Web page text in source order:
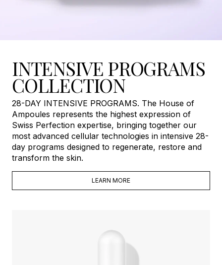
INTENSIVE PROGRAMS
COLLECTION
28-DAY INTENSIVE PROGRAMS. The House of
Ampoules represents the highest expression of
Swiss Perfection expertise, bringing together our
most advanced cellular technologies in intensive 28-
day programs designed to regenerate, restore and
transform the skin.
LEARN MORE